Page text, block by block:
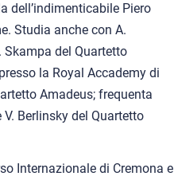
dell’indimenticabile Piero
Studia anche con A.
del Quartetto
la Royal Accademy di
Amadeus; frequenta
Berlinsky del Quartetto
Internazionale di Cremona e